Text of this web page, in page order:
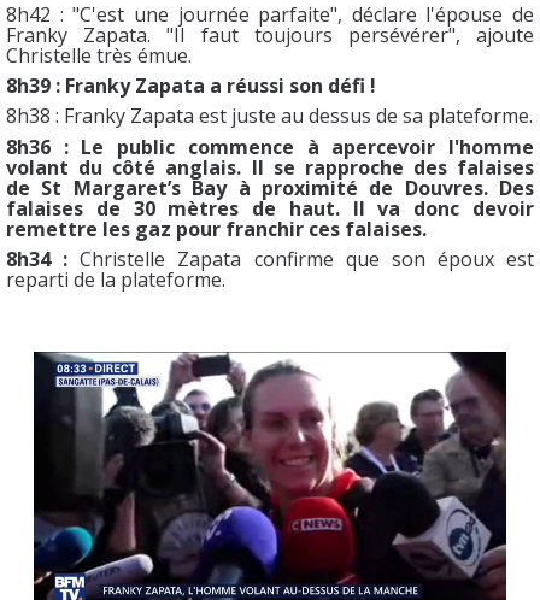
8h42 : "C'est une journée parfaite", déclare l'épouse de
Franky Zapata. "Il faut toujours persévérer", ajoute
Christelle très émue.
8h39 : Franky Zapata a réussi son défi !
8h38 : Franky Zapata est juste au dessus de sa plateforme.
8h36 : Le public commence à apercevoir l'homme
volant du côté anglais. Il se rapproche des falaises
de St Margaret’s Bay à proximité de Douvres. Des
falaises de 30 mètres de haut. Il va donc devoir
remettre les gaz pour franchir ces falaises.
8h34 : Christelle Zapata confirme que son époux est
reparti de la plateforme.